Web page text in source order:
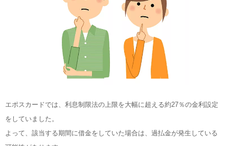
エポスカードでは、利息制限法の上限を大幅に超える約27％の金利設定
をしていました。
よって、該当する期間に借金をしていた場合は、過払金が発生している